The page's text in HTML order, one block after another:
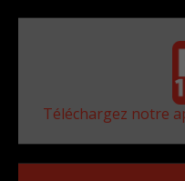
Téléchargez notre